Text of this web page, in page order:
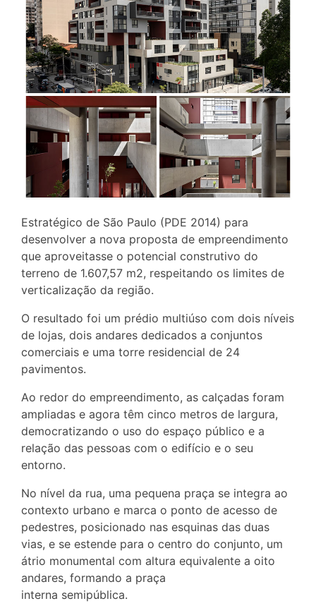
Estratégico de São Paulo (PDE 2014) para
desenvolver a nova proposta de empreendimento
que aproveitasse o potencial construtivo do
terreno de 1.607,57 m2, respeitando os limites de
verticalização da região.
O resultado foi um prédio multiúso com dois níveis
de lojas, dois andares dedicados a conjuntos
comerciais e uma torre residencial de 24
pavimentos.
Ao redor do empreendimento, as calçadas foram
ampliadas e agora têm cinco metros de largura,
democratizando o uso do espaço público e a
relação das pessoas com o edifício e o seu
entorno.
No nível da rua, uma pequena praça se integra ao
contexto urbano e marca o ponto de acesso de
pedestres, posicionado nas esquinas das duas
vias, e se estende para o centro do conjunto, um
átrio monumental com altura equivalente a oito
andares, formando a praça
interna semipública.